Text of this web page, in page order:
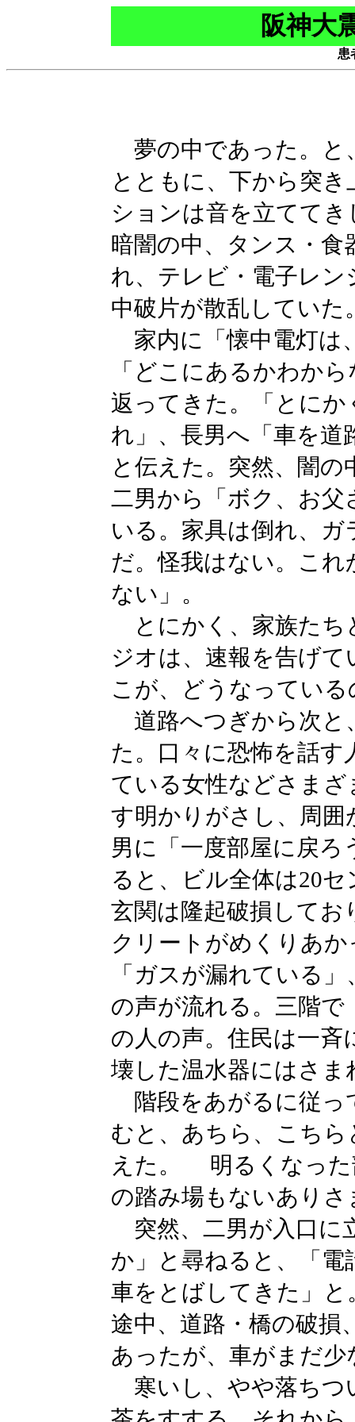
阪神大
患
夢の中であった。と
とともに、下から突
ションは音を立てて
暗闇の中、タンス・
れ、テレビ・電子レ
中破片が散乱していた
家内に「懐中電灯は
「どこにあるかわか
返ってきた。「とに
れ」、長男へ「車を
と伝えた。突然、闇
二男から「ボク、お父
いる。家具は倒れ、
だ。怪我はない。こ
ない」。
とにかく、家族たち
ジオは、速報を告げ
こが、どうなってい
道路へつぎから次と
た。口々に恐怖を話
ている女性などさま
す明かりがさし、周
男に「一度部屋に戻
ると、ビル全体は20
玄関は隆起破損してお
クリートがめくりあ
「ガスが漏れている
の声が流れる。三階
の人の声。住民は一斉
壊した温水器にはさ
階段をあがるに従っ
むと、あちら、こち
えた。 明るくなった
の踏み場もないありさ
突然、二男が入口に
か」と尋ねると、「
車をとばしてきた」と
途中、道路・橋の破損
あったが、車がまだ
寒いし、やや落ちつ